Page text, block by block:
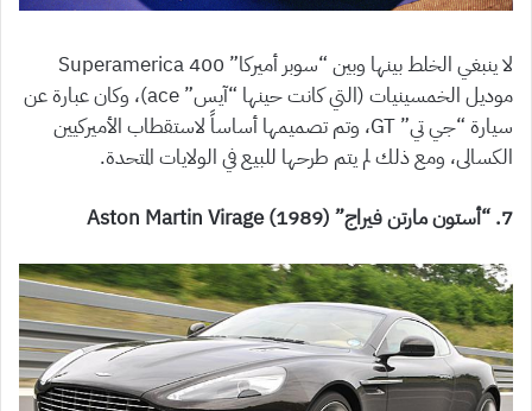
لا ينبغي الخلط بينها وبين “سوبر أميركا” 400 Superamerica
موديل الخمسينيات (التي كانت حينها “آيس” ace)، وكان عبارة عن
سيارة “جي تي” GT، وتم تصميمها أساساً لاستقطاب الأميركيين
الكسالى، ومع ذلك لم يتم طرحها للبيع في الولايات المتحدة.
7. “أستون مارتن فيراج” (1989) Aston Martin Virage